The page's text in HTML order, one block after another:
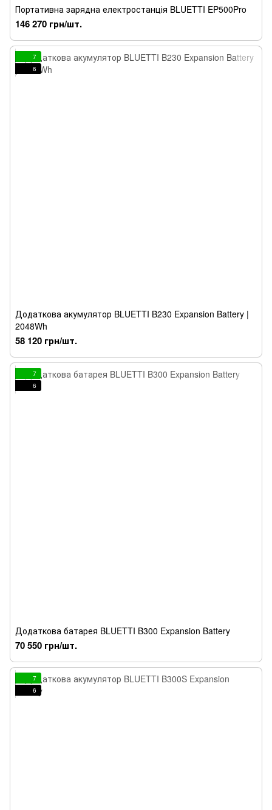
Портативна зарядна електростанція BLUETTI EP500Pro
146 270 грн/шт.
7
6
Додаткова акумулятор BLUETTI B230 Expansion Battery |
2048Wh
58 120 грн/шт.
7
6
Додаткова батарея BLUETTI B300 Expansion Battery
70 550 грн/шт.
7
6